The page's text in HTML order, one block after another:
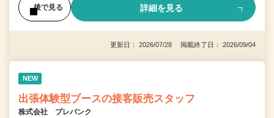
後で見る 詳細を見る
更新日： 2026/07/28 掲載終了日： 2026/09/04
NEW
出張体験型ブースの接客販売スタッフ
株式会社 プレバンク